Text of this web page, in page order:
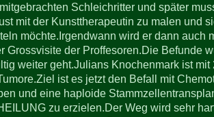
Schleichritter und später
mit der Kunsttherapeutin zu malen und
möchte.Irgendwann wird er dann auch
Grossvisite der Proffesoren.Die Befunde
weiter geht.Julians Knochenmark ist mit
ist es jetzt den Befall mit
und eine haploide
zu erzielen.Der Weg wird sehr